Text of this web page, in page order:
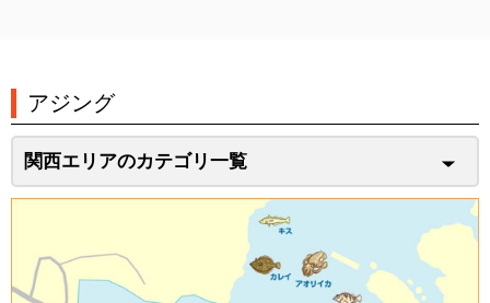
アジング
関西エリアのカテゴリ一覧